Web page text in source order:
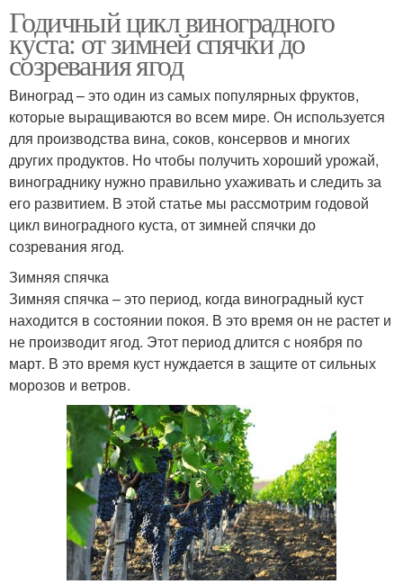
Годичный цикл виноградного
куста: от зимней спячки до
созревания ягод
Виноград – это один из самых популярных фруктов,
которые выращиваются во всем мире. Он используется
для производства вина, соков, консервов и многих
других продуктов. Но чтобы получить хороший урожай,
винограднику нужно правильно ухаживать и следить за
его развитием. В этой статье мы рассмотрим годовой
цикл виноградного куста, от зимней спячки до
созревания ягод.
Зимняя спячка
Зимняя спячка – это период, когда виноградный куст
находится в состоянии покоя. В это время он не растет и
не производит ягод. Этот период длится с ноября по
март. В это время куст нуждается в защите от сильных
морозов и ветров.